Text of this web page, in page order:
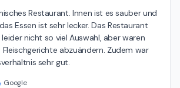
Restaurant. Innen ist es sauber und
Essen ist sehr lecker. Das Restaurant
nicht so viel Auswahl, aber waren
abzuändern. Zudem war
sehr gut.
Google